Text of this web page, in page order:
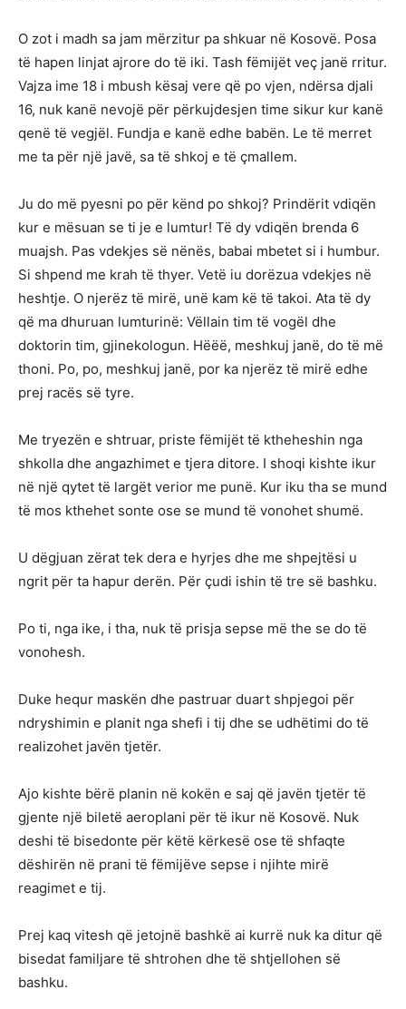
O zot i madh sa jam mërzitur pa shkuar në Kosovë. Posa
të hapen linjat ajrore do të iki. Tash fëmijët veç janë rritur.
Vajza ime 18 i mbush kësaj vere që po vjen, ndërsa djali
16, nuk kanë nevojë për përkujdesjen time sikur kur kanë
qenë të vegjël. Fundja e kanë edhe babën. Le të merret
me ta për një javë, sa të shkoj e të çmallem.
Ju do më pyesni po për kënd po shkoj? Prindërit vdiqën
kur e mësuan se ti je e lumtur! Të dy vdiqën brenda 6
muajsh. Pas vdekjes së nënës, babai mbetet si i humbur.
Si shpend me krah të thyer. Vetë iu dorëzua vdekjes në
heshtje. O njerëz të mirë, unë kam kë të takoi. Ata të dy
që ma dhuruan lumturinë: Vëllain tim të vogël dhe
doktorin tim, gjinekologun. Hëëë, meshkuj janë, do të më
thoni. Po, po, meshkuj janë, por ka njerëz të mirë edhe
prej racës së tyre.
Me tryezën e shtruar, priste fëmijët të ktheheshin nga
shkolla dhe angazhimet e tjera ditore. I shoqi kishte ikur
në një qytet të largët verior me punë. Kur iku tha se mund
të mos kthehet sonte ose se mund të vonohet shumë.
U dëgjuan zërat tek dera e hyrjes dhe me shpejtësi u
ngrit për ta hapur derën. Për çudi ishin të tre së bashku.
Po ti, nga ike, i tha, nuk të prisja sepse më the se do të
vonohesh.
Duke hequr maskën dhe pastruar duart shpjegoi për
ndryshimin e planit nga shefi i tij dhe se udhëtimi do të
realizohet javën tjetër.
Ajo kishte bërë planin në kokën e saj që javën tjetër të
gjente një biletë aeroplani për të ikur në Kosovë. Nuk
deshi të bisedonte për këtë kërkesë ose të shfaqte
dëshirën në prani të fëmijëve sepse i njihte mirë
reagimet e tij.
Prej kaq vitesh që jetojnë bashkë ai kurrë nuk ka ditur që
bisedat familjare të shtrohen dhe të shtjellohen së
bashku.